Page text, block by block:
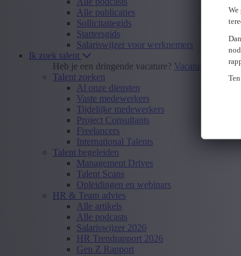
We
Alle publicaties
Sollicitatiegids
Startersgids
Salariswijzer voor werknemers
Ik zoek talent
Heb je een dringende vacature? Vacature insturen
Talent zoeken
Al onze diensten
Vaste medewerkers
Tijdelijke medewerkers
Project Consultants
Freelancers
International Talents
Talent begeleiden
Management Drives
Talent Scans
Opleidingen en webinars
HR & Team advies
Alle artikels
Alle podcasts
Salariswijzer 2026
HR Trendrapport 2026
Gen Z Rapport